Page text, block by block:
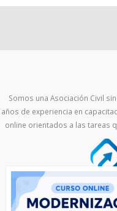
d
Somos una Asociación Civil
años de experiencia en
online orientados a las tareas
Tel: